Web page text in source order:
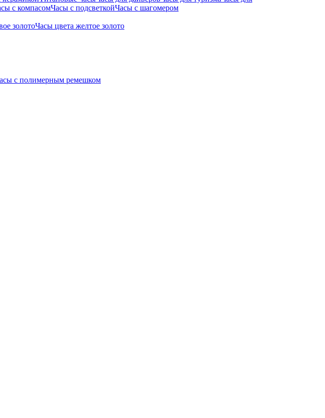
с компасомЧасы с подсветкойЧасы с шагомером
золотоЧасы цвета желтое золото
с полимерным ремешком